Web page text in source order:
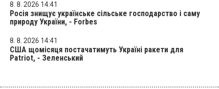
8. 8. 2026 14:41
Росія знищує українське сільське господарство і саму
природу України, - Forbes
8. 8. 2026 14:41
США щомісяця постачатимуть Україні ракети для
Patriot, - Зеленський